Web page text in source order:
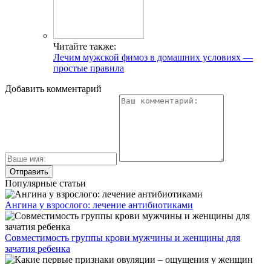
Читайте также:
Лечим мужской фимоз в домашних условиях —
простые правила
Добавить комментарий
Популярные статьи
Ангина у взрослого: лечение антибиотиками
Совместимость группы крови мужчины и женщины для
зачатия ребенка